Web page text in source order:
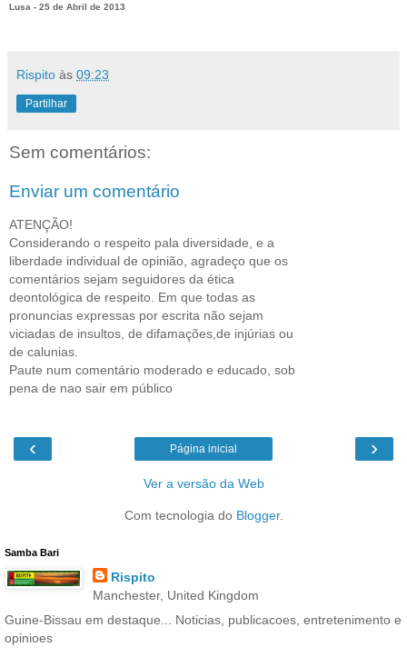
Lusa - 25 de Abril de 2013
Rispito às 09:23
Partilhar
Sem comentários:
Enviar um comentário
ATENÇÃO!
Considerando o respeito pala diversidade, e a
liberdade individual de opinião, agradeço que os
comentários sejam seguidores da ética
deontológica de respeito. Em que todas as
pronuncias expressas por escrita não sejam
viciadas de insultos, de difamações,de injúrias ou
de calunias.
Paute num comentário moderado e educado, sob
pena de nao sair em público
‹ ›
Página inicial
Ver a versão da Web
Com tecnologia do Blogger.
Samba Bari
Rispito
Manchester, United Kingdom
Guine-Bissau em destaque... Noticias, publicacoes, entretenimento e
opinioes